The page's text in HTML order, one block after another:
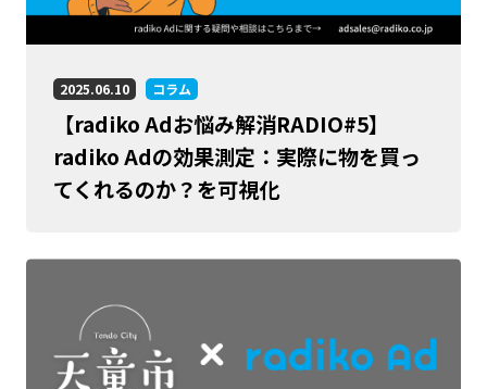
2025.06.10 コラム
【radiko Adお悩み解消RADIO#5】
radiko Adの効果測定：実際に物を買っ
てくれるのか？を可視化